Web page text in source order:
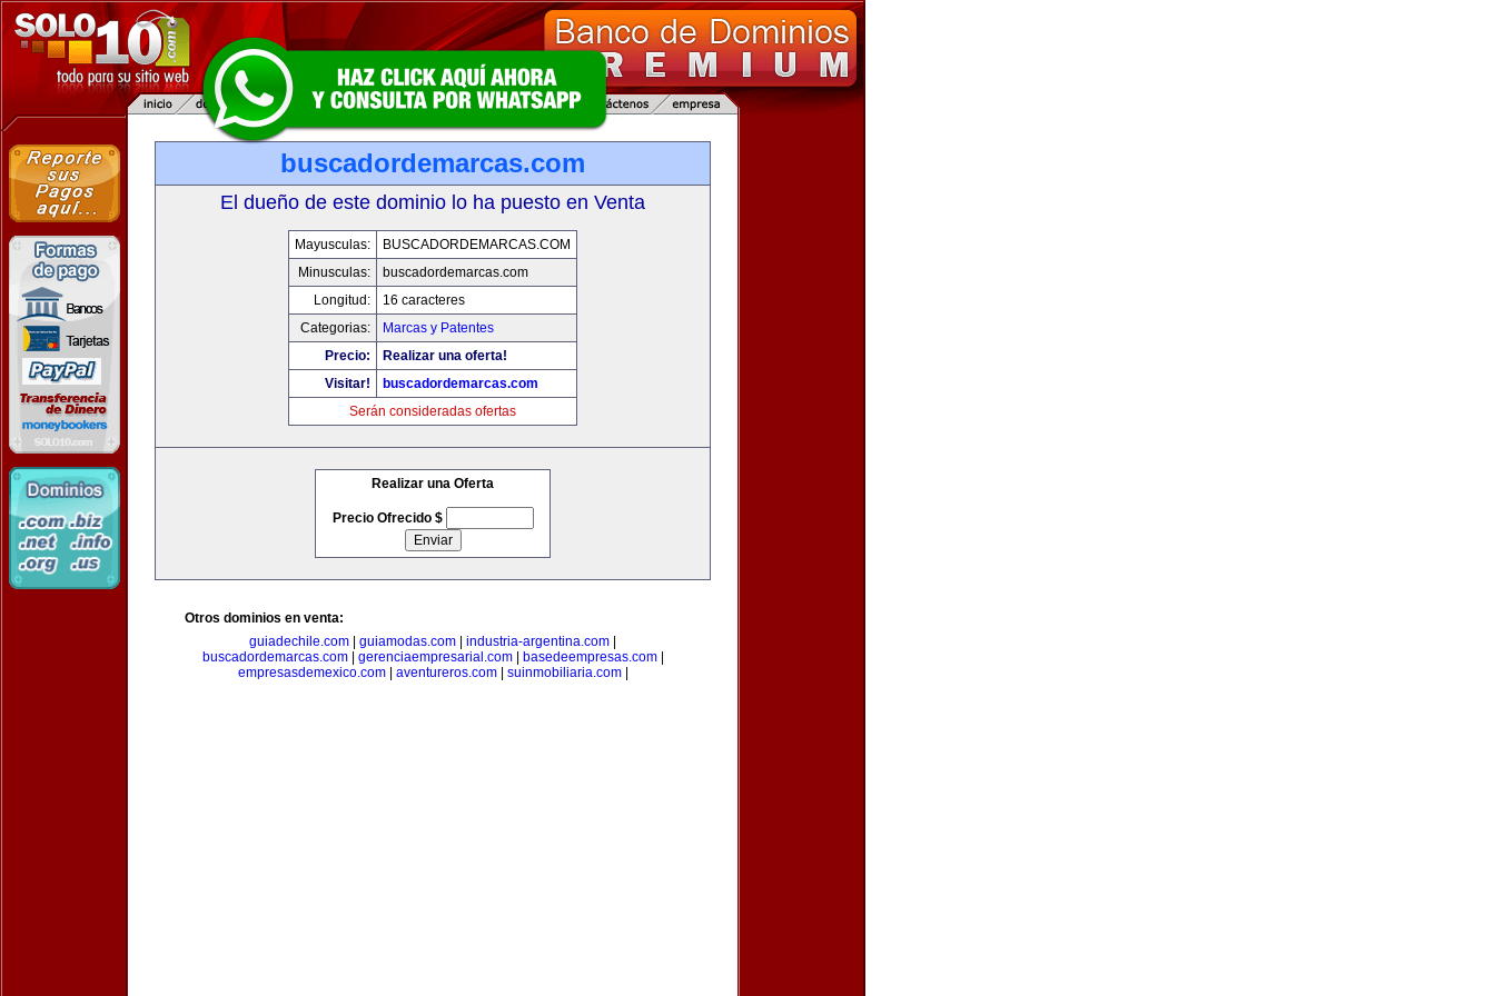
buscadordemarcas.com
El dueño de este dominio lo ha puesto en Venta
Mayusculas:
BUSCADORDEMARCAS.COM
Minusculas:
buscadordemarcas.com
Longitud:
16 caracteres
Categorias:
Marcas y Patentes
Precio:
Realizar una oferta!
Visitar!
buscadordemarcas.com
Serán consideradas ofertas
Realizar una Oferta
Precio Ofrecido $
Otros dominios en venta:
guiadechile.com
guiamodas.com industria-argentina.com
buscadordemarcas.com| gerenciaempresarial.com| basedeempresas.com|
empresasdemexico.com| aventureros.com| suinmobiliaria.com|